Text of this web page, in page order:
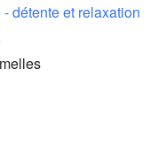
détente et relaxation